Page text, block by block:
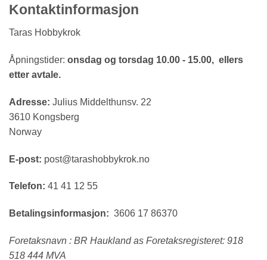
Kontaktinformasjon
Taras Hobbykrok
Åpningstider: onsdag og torsdag 10.00 - 15.00, ellers
etter avtale.
Adresse: Julius Middelthunsv. 22
3610 Kongsberg
Norway
E-post: post@tarashobbykrok.no
Telefon: 41 41 12 55
Betalingsinformasjon: 3606 17 86370
Foretaksnavn : BR Haukland as Foretaksregisteret: 918
518 444 MVA